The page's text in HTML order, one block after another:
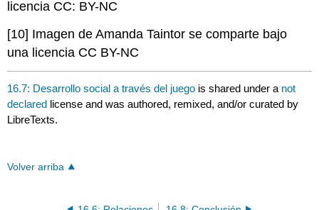
licencia CC: BY-NC
[10] Imagen de Amanda Taintor se comparte bajo
una licencia CC BY-NC
16.7: Desarrollo social a través del juego is shared under a not
declared license and was authored, remixed, and/or curated by
LibreTexts.
Volver arriba